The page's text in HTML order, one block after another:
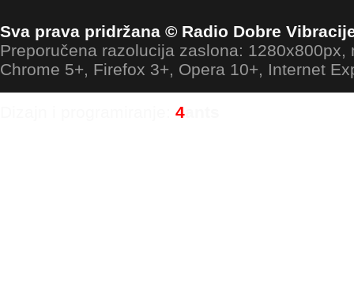
Sva prava pridržana © Radio Dobre
Preporučena razolucija zaslona: 1280x800px,
Chrome 5+, Firefox 3+, Opera 10+, Internet
4